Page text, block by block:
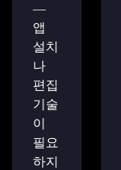
—
앱
설치
나
편집
기술
이
필요
하지